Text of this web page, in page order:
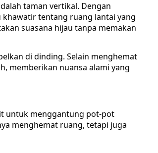
taman vertikal. Dengan
tentang ruang lantai yang
suasana hijau tanpa memakan
di dinding. Selain menghemat
memberikan nuansa alami yang
untuk menggantung pot-pot
menghemat ruang, tetapi juga